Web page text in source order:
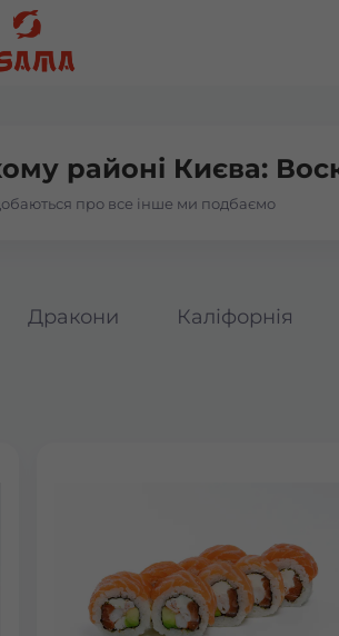
районі Києва:
про все інше ми подбаємо
Дракони Каліфорнія